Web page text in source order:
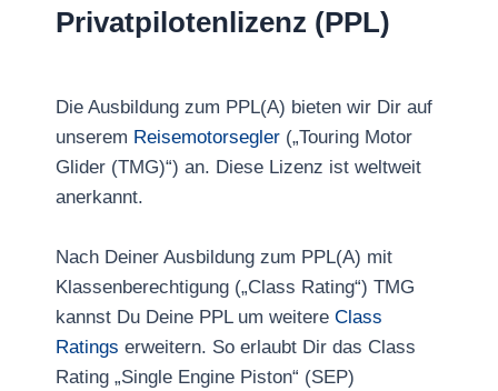
Privatpilotenlizenz (PPL)
Die Ausbildung zum PPL(A) bieten wir Dir auf
unserem Reisemotorsegler („Touring Motor
Glider (TMG)“) an. Diese Lizenz ist weltweit
anerkannt.
Nach Deiner Ausbildung zum PPL(A) mit
Klassenberechtigung („Class Rating“) TMG
kannst Du Deine PPL um weitere Class
Ratings erweitern. So erlaubt Dir das Class
Rating „Single Engine Piston“ (SEP)